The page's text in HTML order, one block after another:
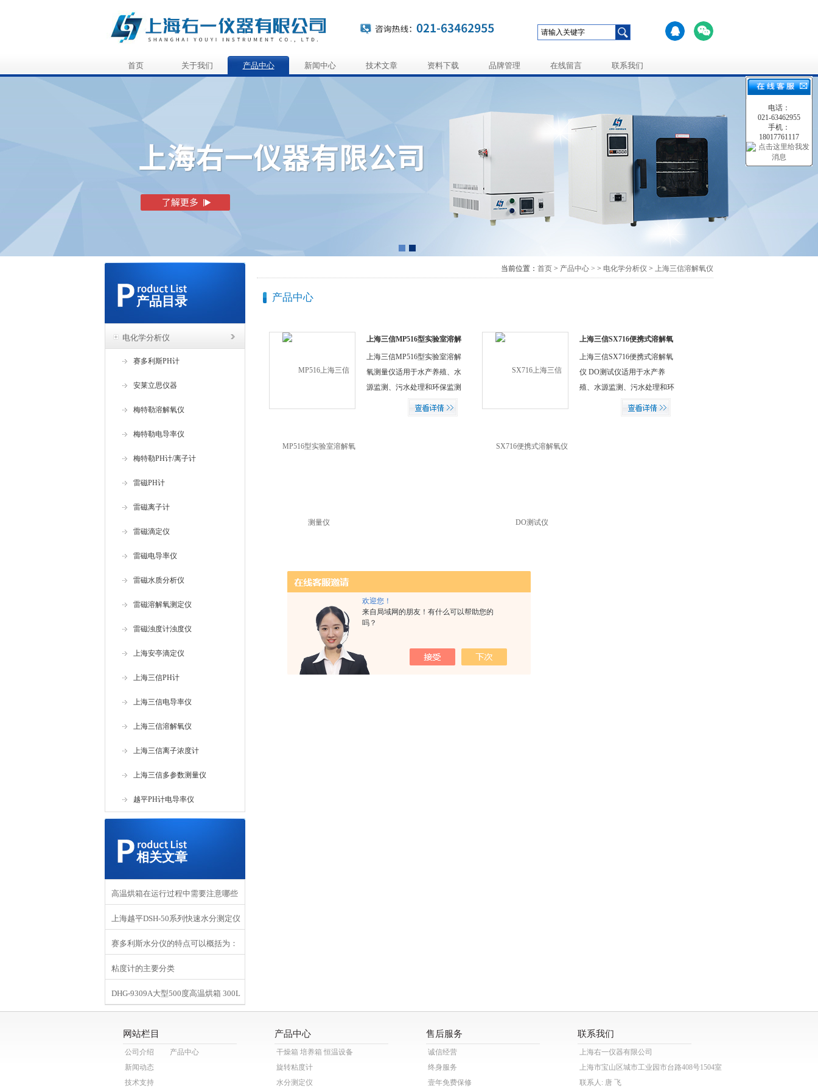
欢迎您！
来自局域网的朋友！有什么可以帮助您的
吗？
首页 关于我们 产品中心 新闻中心 技术文章 资料下载 品牌管理 在线留言 联系我们
产品目录
电化学分析仪
赛多利斯PH计
安莱立思仪器
梅特勒溶解氧仪
梅特勒电导率仪
梅特勒PH计/离子计
雷磁PH计
雷磁离子计
雷磁滴定仪
雷磁电导率仪
雷磁水质分析仪
雷磁溶解氧测定仪
雷磁浊度计浊度仪
上海安亭滴定仪
上海三信PH计
上海三信电导率仪
上海三信溶解氧仪
上海三信离子浓度计
上海三信多参数测量仪
越平PH计电导率仪
相关文章
高温烘箱在运行过程中需要注意哪些
事项？
上海越平DSH-50系列快速水分测定仪
赛多利斯水分仪的特点可以概括为：
更高、更快、更强
粘度计的主要分类
DHG-9309A大型500度高温烘箱 300L
当前位置： 首页 > 产品中心 > > 电化学分析仪 > 上海三信溶解氧仪
产品中心
上海三信MP516型实验室溶解
氧测量仪
上海三信MP516型实验室溶解
氧测量仪适用于水产养殖、水
源监测、污水处理和环保监测
等，在教育和科研领域也有广
上海三信SX716便携式溶解氧
仪 DO测试仪
上海三信SX716便携式溶解氧
仪 DO测试仪适用于水产养
殖、水源监测、污水处理和环
保监测等，特别适合在野外和
网站栏目
公司介绍
产品中心
新闻动态
技术支持
产品中心
干燥箱 培养箱 恒温设备
旋转粘度计
水分测定仪
售后服务
诚信经营
终身服务
壹年免费保修
联系我们
上海右一仪器有限公司
上海市宝山区城市工业园市台路408号1504室
联系人: 唐 飞
电话：
021-63462955
手机：
18017761117